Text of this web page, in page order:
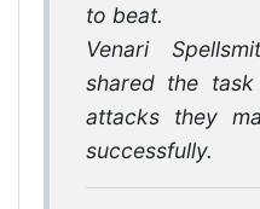
to beat.
Venari
shared the
attacks they
successfully.